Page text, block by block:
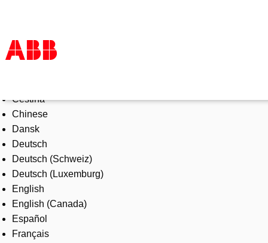
Products & Solutions
Industries
Services
About us
Where to buy
Contact us
Careers
Čeština
Chinese
Dansk
Deutsch
Deutsch (Schweiz)
Deutsch (Luxemburg)
English
English (Canada)
Español
Français